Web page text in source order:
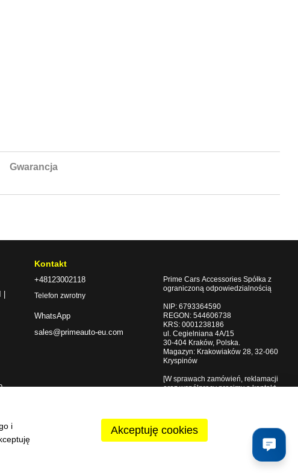
Gwarancja
Kontakt
+48123002118
Telefon zwrotny
WhatsApp
sales@primeauto-eu.com
Prime Cars Accessories Spółka z
ograniczoną odpowiedzialnością
NIP: 6793364590
REGON: 544606738
KRS: 0001238186
ul. Cegielniana 4A/15
30-404 Kraków, Polska.
Magazyn: Krakowiaków 28, 32-060
Kryspinów
[W sprawach zamówień, reklamacji
oraz współpracy prosimy o kontakt
i
Akceptuję cookies